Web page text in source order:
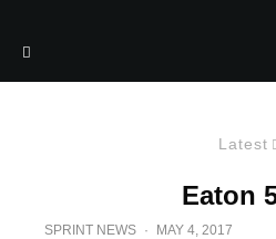
Latest
Eaton
SPRINT NEWS · MAY 4, 2017